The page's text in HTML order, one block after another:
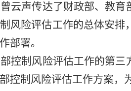
云声传达了财政部、教育
风险评估工作的总体安
部署。
控制风险评估工作的第
控制风险评估工作方案，